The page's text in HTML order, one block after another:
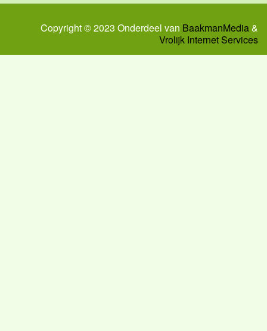
Copyright © 2023 Onderdeel van BaakmanMedia&
Vrolijk Internet Services